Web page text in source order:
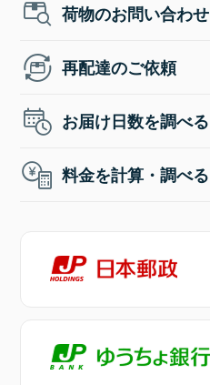
荷物のお問い合わせ
再配達のご依頼
お届け日数を調べる
料金を計算・調べる